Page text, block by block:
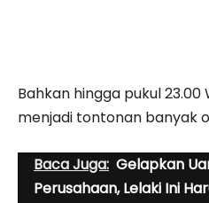
Bahkan hingga pukul 23.00
menjadi tontonan banyak
Baca Juga: Gelapkan
Perusahaan, Lelaki Ini